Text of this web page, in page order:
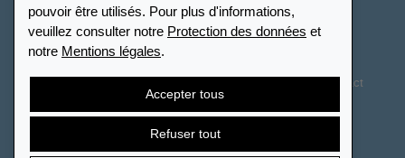
pouvoir être utilisés. Pour plus d'informations,
veuillez consulter notre Protection des données et
notre Mentions légales.
Accepter tous
Refuser tout
France
Paramètres des cookies
Contact
Droit de rétractation Résilier le contrat